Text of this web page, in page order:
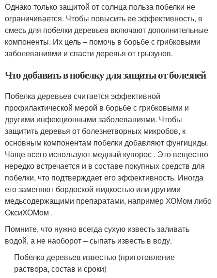
Однако только защитой от солнца польза побелки не
ограничивается. Чтобы повысить ее эффективность, в
смесь для побелки деревьев включают дополнительные
компоненты. Их цель – помочь в борьбе с грибковыми
заболеваниями и спасти деревья от грызунов.
Что добавить в побелку для защиты от болезней
Побелка деревьев считается эффективной
профилактической мерой в борьбе с грибковыми и
другими инфекционными заболеваниями. Чтобы
защитить деревья от болезнетворных микробов, к
основным компонентам побелки добавляют фунгициды.
Чаще всего используют медный купорос . Это вещество
нередко встречается и в составе покупных средств для
побелки, что подтверждает его эффективность. Иногда
его заменяют бордоской жидкостью или другими
медьсодержащими препаратами, например ХОМом либо
ОксиХОМом .
Помните, что нужно всегда сухую известь заливать
водой, а не наоборот – сыпать известь в воду.
Побелка деревьев известью (приготовление
раствора, состав и сроки)